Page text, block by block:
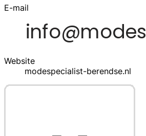
E-mail
Website
modespecialist-berendse.nl